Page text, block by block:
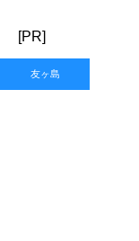
[PR]
友ヶ島